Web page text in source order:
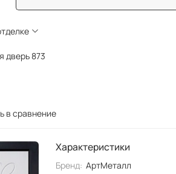
дверь 873
в сравнение
Характеристики
Бренд: АртМеталл